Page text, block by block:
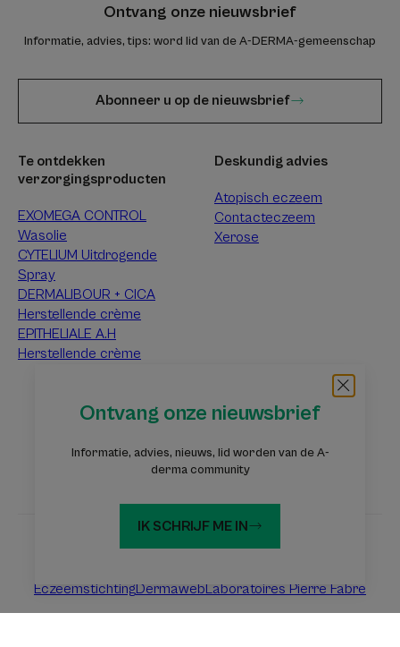
Ontvang onze nieuwsbrief
Informatie, advies, nieuws, lid worden van de A-
derma community
IK SCHRIJF ME IN
Ontvang onze nieuwsbrief
Informatie, advies, tips: word lid van de A-DERMA-gemeenschap
Abonneer u op de nieuwsbrief
Te ontdekken
verzorgingsproducten
EXOMEGA CONTROL
Wasolie
CYTELIUM Uitdrogende
Spray
DERMALIBOUR + CICA
Herstellende crème
EPITHELIALE A.H
Herstellende crème
Deskundig advies
Atopisch eczeem
Contacteczeem
Xerose
Websites Pierre Fabre Groep
EczeemstichtingDermawebLaboratoires Pierre Fabre